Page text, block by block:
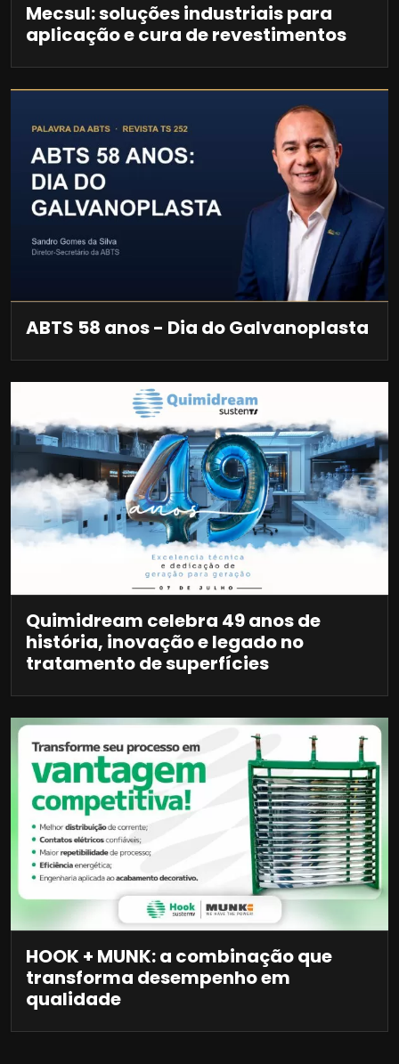
Mecsul: soluções industriais para
aplicação e cura de revestimentos
ABTS 58 anos - Dia do Galvanoplasta
Quimidream celebra 49 anos de
história, inovação e legado no
tratamento de superfícies
HOOK + MUNK: a combinação que
transforma desempenho em
qualidade